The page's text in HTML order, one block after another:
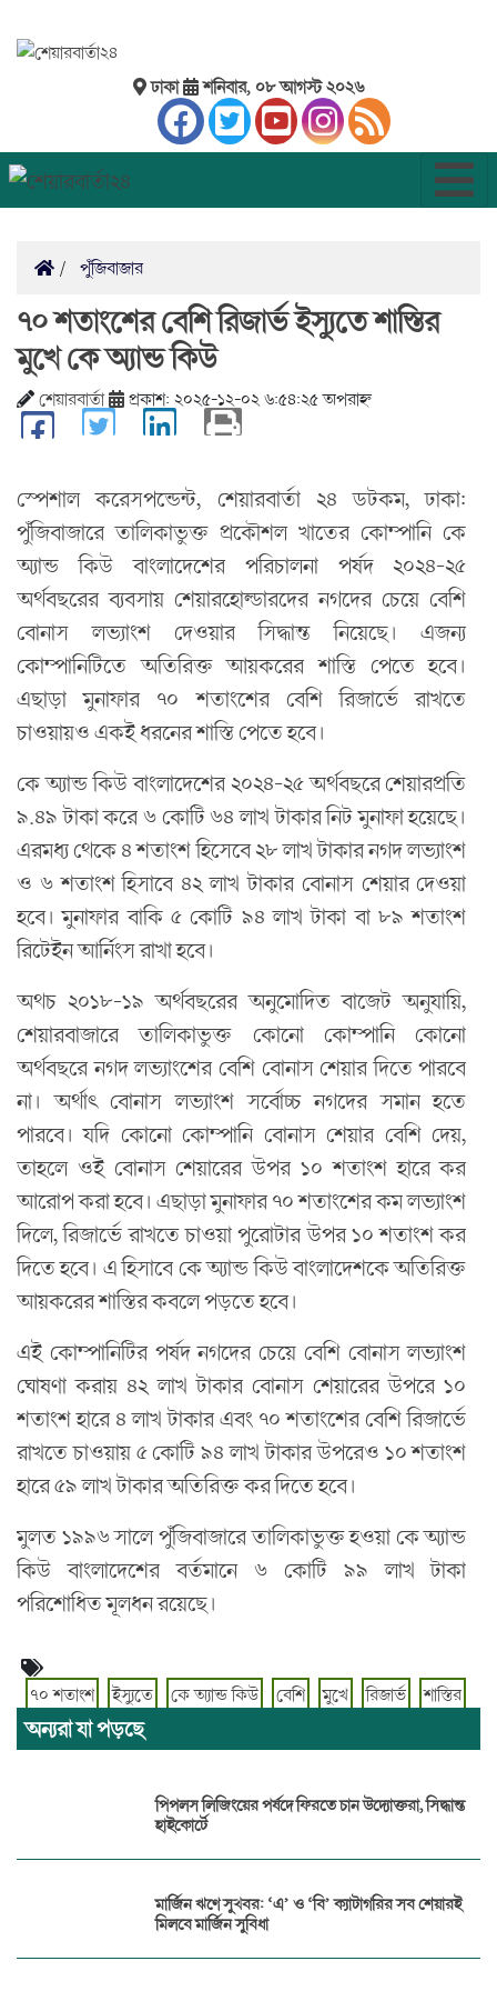
ঢাকা শনিবার, ০৮ আগস্ট ২০২৬
পুঁজিবাজার
৭০ শতাংশের বেশি রিজার্ভ ইস্যুতে শাস্তির
মুখে কে অ্যান্ড কিউ
শেয়ারবার্তা প্রকাশ: ২০২৫-১২-০২ ৬:৫৪:২৫ অপরাহ্ন
স্পেশাল করেসপন্ডেন্ট, শেয়ারবার্তা ২৪ ডটকম, ঢাকা:
পুঁজিবাজারে তালিকাভুক্ত প্রকৌশল খাতের কোম্পানি কে
অ্যান্ড কিউ বাংলাদেশের পরিচালনা পর্ষদ ২০২৪-২৫
অর্থবছরের ব্যবসায় শেয়ারহোল্ডারদের নগদের চেয়ে বেশি
বোনাস লভ্যাংশ দেওয়ার সিদ্ধান্ত নিয়েছে। এজন্য
কোম্পানিটিতে অতিরিক্ত আয়করের শাস্তি পেতে হবে।
এছাড়া মুনাফার ৭০ শতাংশের বেশি রিজার্ভে রাখতে
চাওয়ায়ও একই ধরনের শাস্তি পেতে হবে।
কে অ্যান্ড কিউ বাংলাদেশের ২০২৪-২৫ অর্থবছরে শেয়ারপ্রতি
৯.৪৯ টাকা করে ৬ কোটি ৬৪ লাখ টাকার নিট মুনাফা হয়েছে।
এরমধ্য থেকে ৪ শতাংশ হিসেবে ২৮ লাখ টাকার নগদ লভ্যাংশ
ও ৬ শতাংশ হিসাবে ৪২ লাখ টাকার বোনাস শেয়ার দেওয়া
হবে। মুনাফার বাকি ৫ কোটি ৯৪ লাখ টাকা বা ৮৯ শতাংশ
রিটেইন আর্নিংস রাখা হবে।
অথচ ২০১৮-১৯ অর্থবছরের অনুমোদিত বাজেট অনুযায়ি,
শেয়ারবাজারে তালিকাভুক্ত কোনো কোম্পানি কোনো
অর্থবছরে নগদ লভ্যাংশের বেশি বোনাস শেয়ার দিতে পারবে
না। অর্থাৎ বোনাস লভ্যাংশ সর্বোচ্চ নগদের সমান হতে
পারবে। যদি কোনো কোম্পানি বোনাস শেয়ার বেশি দেয়,
তাহলে ওই বোনাস শেয়ারের উপর ১০ শতাংশ হারে কর
আরোপ করা হবে। এছাড়া মুনাফার ৭০ শতাংশের কম লভ্যাংশ
দিলে, রিজার্ভে রাখতে চাওয়া পুরোটার উপর ১০ শতাংশ কর
দিতে হবে। এ হিসাবে কে অ্যান্ড কিউ বাংলাদেশকে অতিরিক্ত
আয়করের শাস্তির কবলে পড়তে হবে।
এই কোম্পানিটির পর্ষদ নগদের চেয়ে বেশি বোনাস লভ্যাংশ
ঘোষণা করায় ৪২ লাখ টাকার বোনাস শেয়ারের উপরে ১০
শতাংশ হারে ৪ লাখ টাকার এবং ৭০ শতাংশের বেশি রিজার্ভে
রাখতে চাওয়ায় ৫ কোটি ৯৪ লাখ টাকার উপরেও ১০ শতাংশ
হারে ৫৯ লাখ টাকার অতিরিক্ত কর দিতে হবে।
মুলত ১৯৯৬ সালে পুঁজিবাজারে তালিকাভুক্ত হওয়া কে অ্যান্ড
কিউ বাংলাদেশের বর্তমানে ৬ কোটি ৯৯ লাখ টাকা
পরিশোধিত মূলধন রয়েছে।
৭০ শতাংশ ইস্যুতে কে অ্যান্ড কিউ বেশি মুখে রিজার্ভ শাস্তির
অন্যরা যা পড়ছে
পিপলস লিজিংয়ের পর্ষদে ফিরতে চান উদ্যোক্তরা, সিদ্ধান্ত
হাইকোর্টে
মার্জিন ঋণে সুখবর: ‘এ’ ও ‘বি’ ক্যাটাগরির সব শেয়ারই
মিলবে মার্জিন সুবিধা